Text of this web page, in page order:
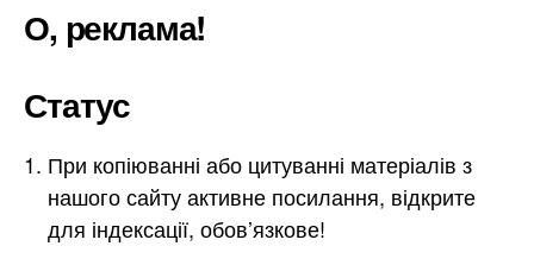
О, реклама!
Статус
При копіюванні або цитуванні матеріалів з
нашого сайту активне посилання, відкрите
для індексації, обов’язкове!